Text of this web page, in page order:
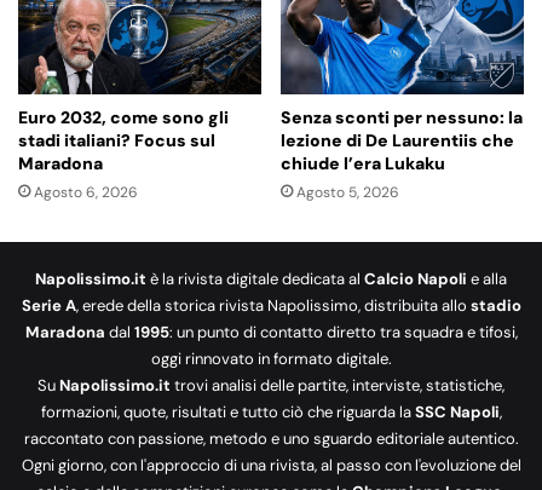
Euro 2032, come sono gli
stadi italiani? Focus sul
Maradona
Agosto 6, 2026
Senza sconti per nessuno: la
lezione di De Laurentiis che
chiude l’era Lukaku
Agosto 5, 2026
Napolissimo.it è la rivista digitale dedicata al Calcio Napoli e alla
Serie A, erede della storica rivista Napolissimo, distribuita allo stadio
Maradona dal 1995: un punto di contatto diretto tra squadra e tifosi,
oggi rinnovato in formato digitale.
SuNapolissimo.it trovi analisi delle partite, interviste, statistiche,
formazioni, quote, risultati e tutto ciò che riguarda laSSC Napoli,
raccontato con passione, metodo e uno sguardo editoriale autentico.
Ogni giorno, con l'approccio di una rivista, al passo con l'evoluzione del